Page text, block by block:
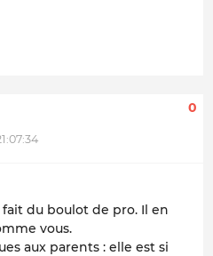
0
fait du boulot de pro. Il en
vous.
aux parents : elle est si